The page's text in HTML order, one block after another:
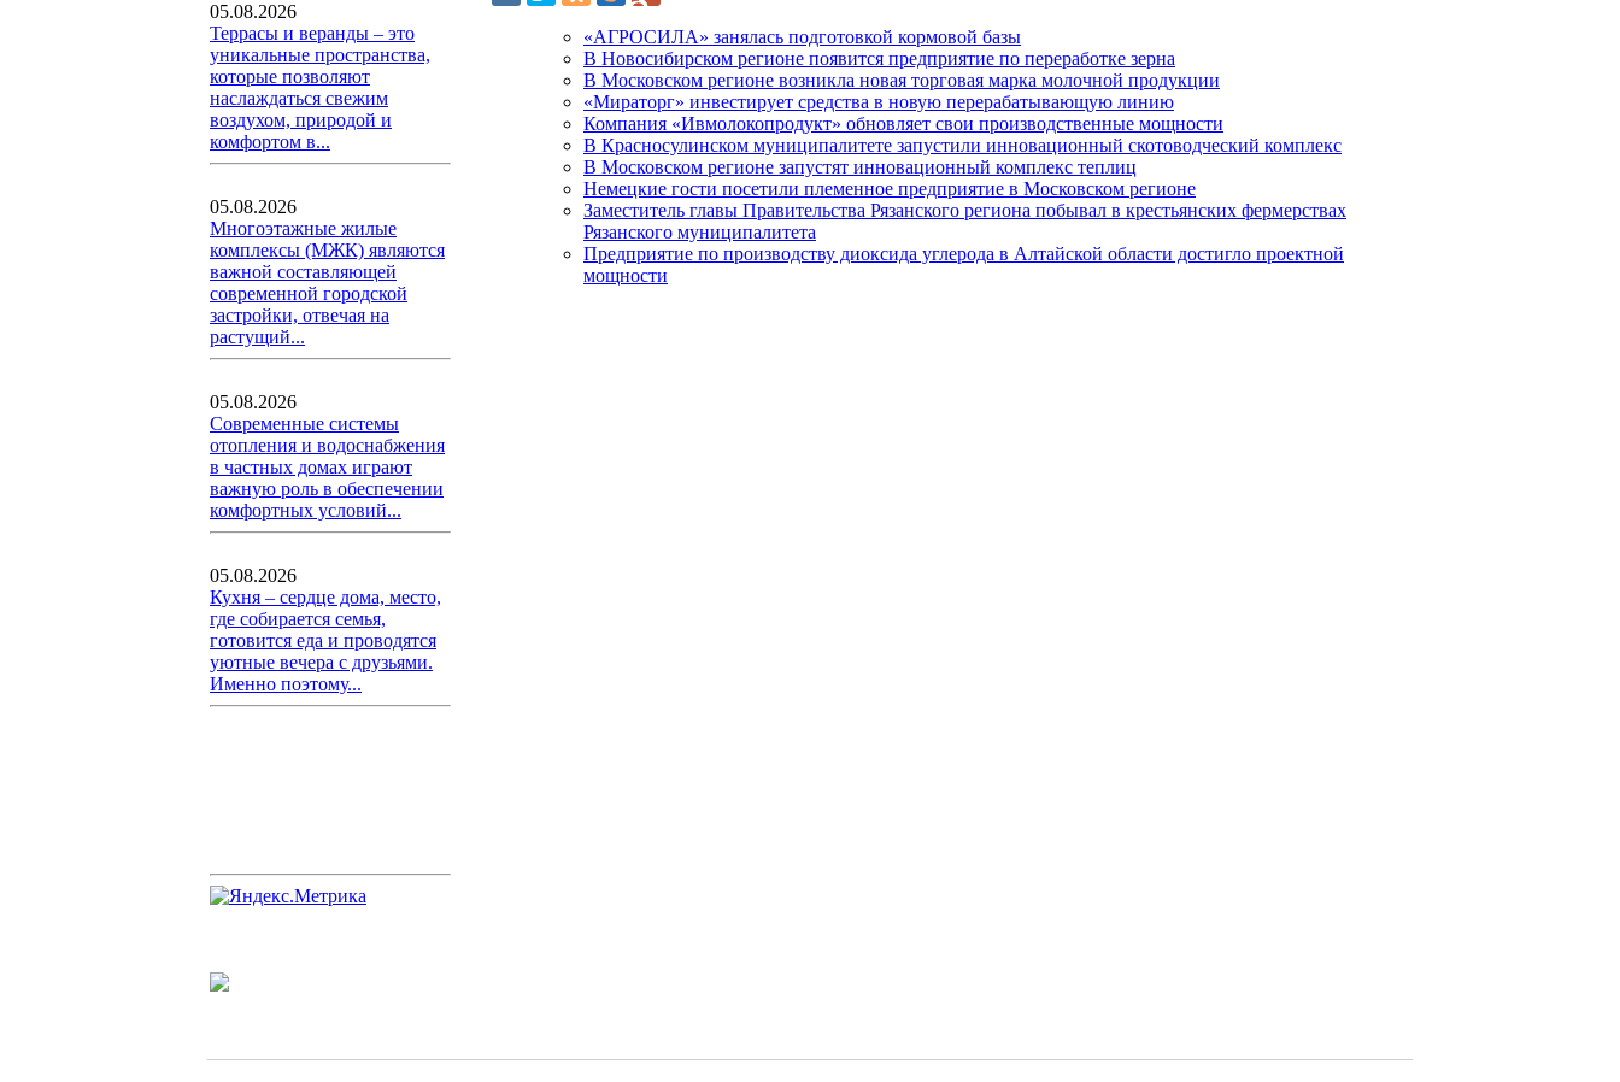
05.08.2026
Террасы и веранды – это
уникальные пространства,
которые позволяют
наслаждаться свежим
воздухом, природой и
комфортом в...
05.08.2026
Многоэтажные жилые
комплексы (МЖК) являются
важной составляющей
современной городской
застройки, отвечая на
растущий...
05.08.2026
Современные системы
отопления и водоснабжения
в частных домах играют
важную роль в обеспечении
комфортных условий...
05.08.2026
Кухня – сердце дома, место,
где собирается семья,
готовится еда и проводятся
уютные вечера с друзьями.
Именно поэтому...
«АГРОСИЛА» занялась подготовкой кормовой базы
В Новосибирском регионе появится предприятие по переработке зерна
В Московском регионе возникла новая торговая марка молочной продукции
«Мираторг» инвестирует средства в новую перерабатывающую линию
Компания «Ивмолокопродукт» обновляет свои производственные мощности
В Красносулинском муниципалитете запустили инновационный скотоводческий комплекс
В Московском регионе запустят инновационный комплекс теплиц
Немецкие гости посетили племенное предприятие в Московском регионе
Заместитель главы Правительства Рязанского региона побывал в крестьянских фермерствах
Рязанского муниципалитета
Предприятие по производству диоксида углерода в Алтайской области достигло проектной
мощности